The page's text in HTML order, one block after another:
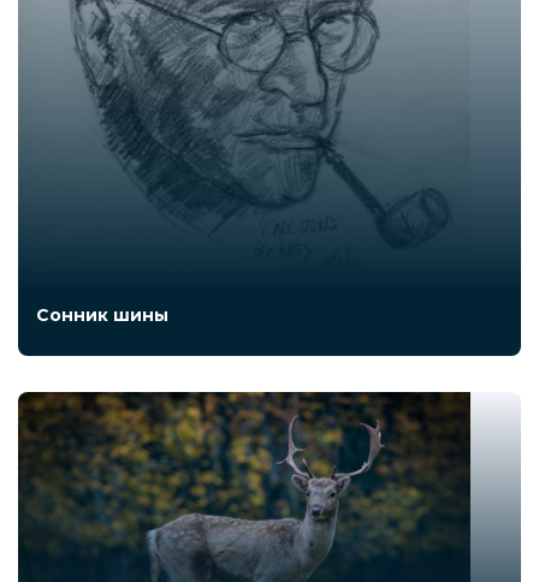
Сонник шины